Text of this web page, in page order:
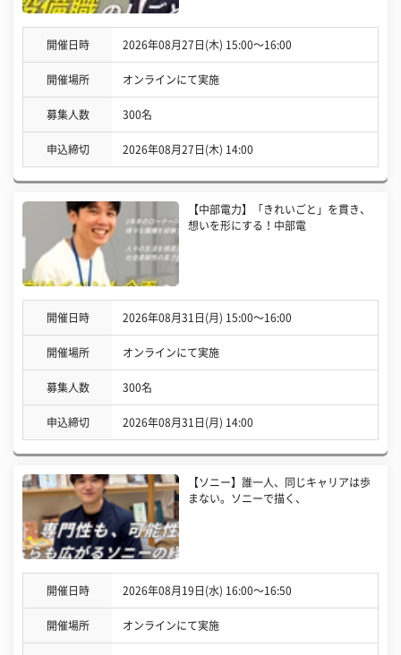
開催日時 2026年08月27日(木) 15:00〜16:00
開催場所 オンラインにて実施
募集人数 300名
申込締切 2026年08月27日(木) 14:00
【中部電力】「きれいごと」を貫き、
想いを形にする！中部電
開催日時 2026年08月31日(月) 15:00〜16:00
開催場所 オンラインにて実施
募集人数 300名
申込締切 2026年08月31日(月) 14:00
【ソニー】誰一人、同じキャリアは歩
まない。ソニーで描く、
開催日時 2026年08月19日(水) 16:00〜16:50
開催場所 オンラインにて実施